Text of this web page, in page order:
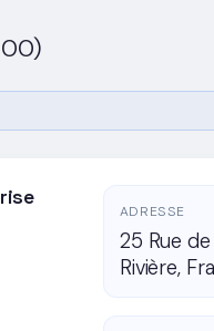
ADRESSE
25 Rue
Rivière,